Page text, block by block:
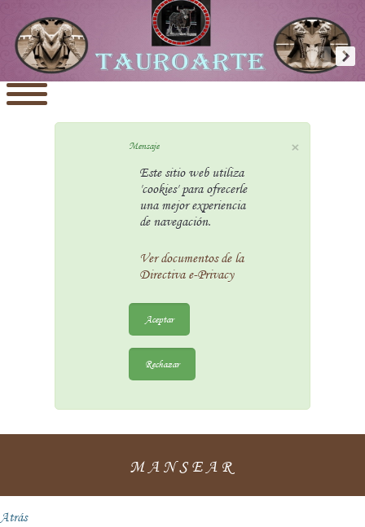
×
Mensaje
Este sitio web utiliza
'cookies' para ofrecerle
una mejor experiencia
de navegación.
Ver documentos de la
Directiva e-Privacy
Aceptar
Rechazar
MANSEAR
Atrás